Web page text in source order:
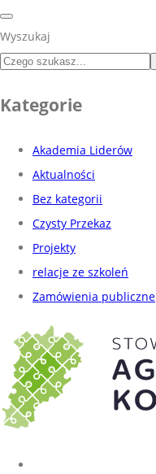
Wyszukaj
Kategorie
Akademia Liderów
Aktualności
Bez kategorii
Czysty Przekaz
Projekty
relacje ze szkoleń
Zamówienia publiczne